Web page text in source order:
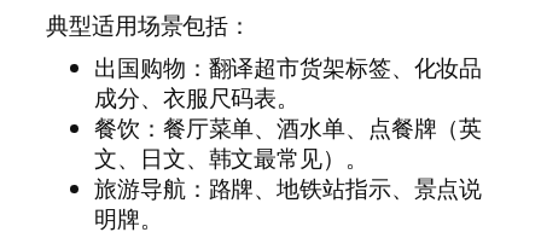
典型适用场景包括：
出国购物：翻译超市货架标签、化妆品
成分、衣服尺码表。
餐饮：餐厅菜单、酒水单、点餐牌（英
文、日文、韩文最常见）。
旅游导航：路牌、地铁站指示、景点说
明牌。